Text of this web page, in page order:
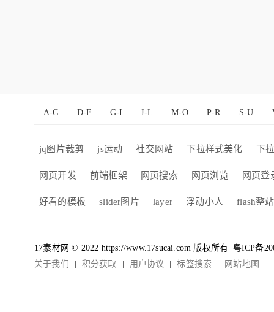
A-C D-F G-I J-L M-O P-R S-U
jq图片裁剪 js运动 社交网站 下拉样式美化 下
网页开发 前端框架 网页搜索 网页浏览 网页登
好看的模板 slider图片 layer 浮动小人 flash整站
17素材网 © 2022 https://www.17sucai.com 版权所有| 粤ICP备
关于我们
积分获取 用户协议 标签搜索 网站地图